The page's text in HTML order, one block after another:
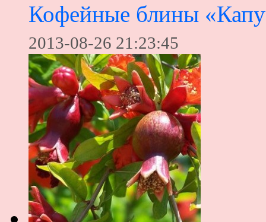
Кофейные блины
2013-08-26 21:23:45